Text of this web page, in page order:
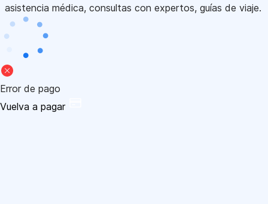
asistencia médica, consultas con expertos, guías de viaje.
Error de pago
Vuelva a pagar